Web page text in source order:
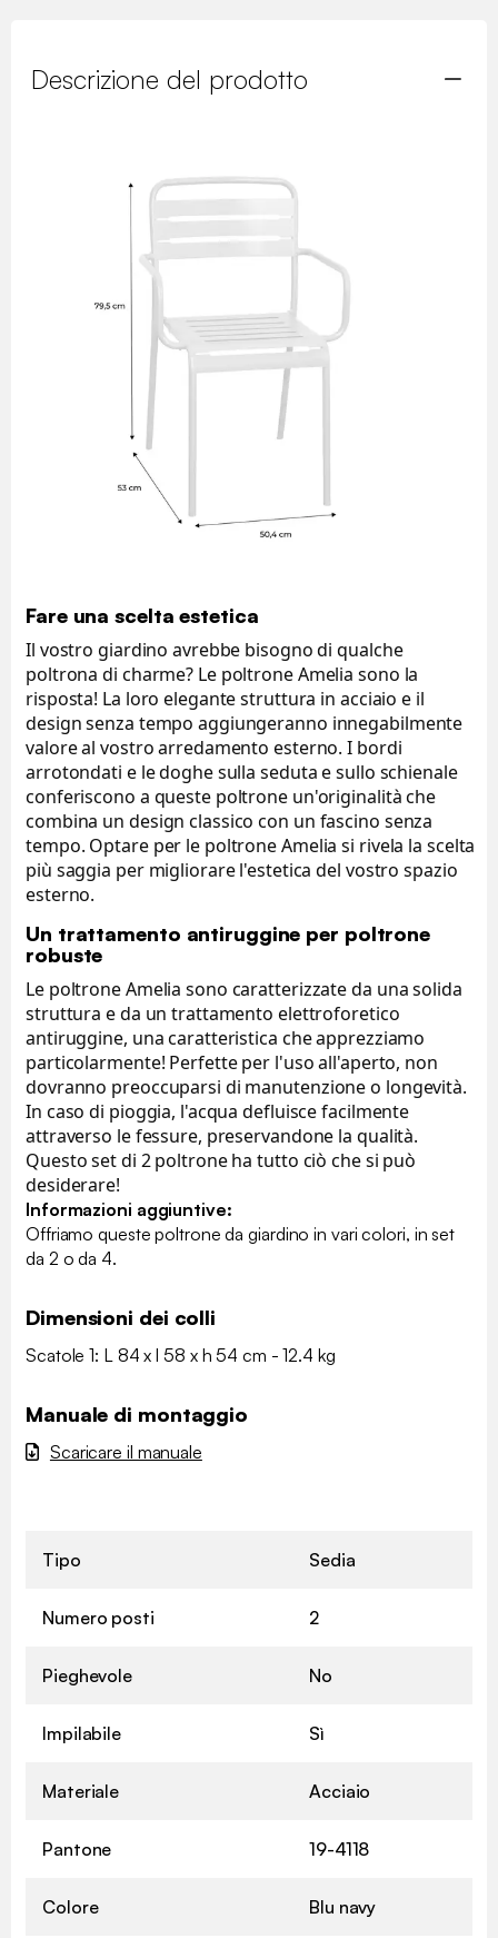
Descrizione del prodotto
Fare una scelta estetica
Il vostro giardino avrebbe bisogno di qualche
poltrona di charme? Le poltrone Amelia sono la
risposta! La loro elegante struttura in acciaio e il
design senza tempo aggiungeranno innegabilmente
valore al vostro arredamento esterno. I bordi
arrotondati e le doghe sulla seduta e sullo schienale
conferiscono a queste poltrone un'originalità che
combina un design classico con un fascino senza
tempo. Optare per le poltrone Amelia si rivela la scelta
più saggia per migliorare l'estetica del vostro spazio
esterno.
Un trattamento antiruggine per poltrone
robuste
Le poltrone Amelia sono caratterizzate da una solida
struttura e da un trattamento elettroforetico
antiruggine, una caratteristica che apprezziamo
particolarmente! Perfette per l'uso all'aperto, non
dovranno preoccuparsi di manutenzione o longevità.
In caso di pioggia, l'acqua defluisce facilmente
attraverso le fessure, preservandone la qualità.
Questo set di 2 poltrone ha tutto ciò che si può
desiderare!
Informazioni aggiuntive:
Offriamo queste poltrone da giardino in vari colori, in set
da 2 o da 4.
Dimensioni dei colli
Scatole 1: L 84 x l 58 x h 54 cm - 12.4 kg
Manuale di montaggio
Scaricare il manuale
Tipo Sedia
Numero posti 2
Pieghevole No
Impilabile Sì
Materiale Acciaio
Pantone 19-4118
Colore Blu navy